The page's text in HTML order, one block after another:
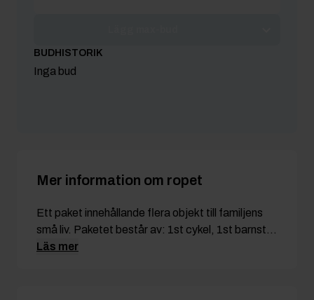
BUDHISTORIK
Inga bud
Mer information om ropet
Ett paket innehållande flera objekt till familjens
små liv. Paketet består av: 1st cykel, 1st barnst...
Läs mer